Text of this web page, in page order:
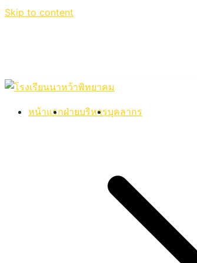
Skip to content
หน้าแรกฝ่ายบริหารบุคลากร